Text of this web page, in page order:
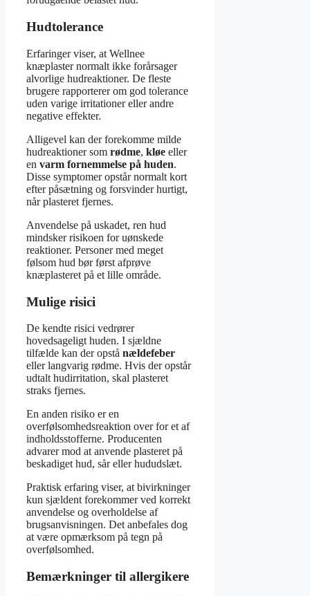
Hudtolerance
Erfaringer viser, at Wellnee
knæplaster normalt ikke forårsager
alvorlige hudreaktioner. De fleste
brugere rapporterer om god tolerance
uden varige irritationer eller andre
negative effekter.
Alligevel kan der forekomme milde
hudreaktioner som rødme, kløe eller
en varm fornemmelse på huden.
Disse symptomer opstår normalt kort
efter påsætning og forsvinder hurtigt,
når plasteret fjernes.
Anvendelse på uskadet, ren hud
mindsker risikoen for uønskede
reaktioner. Personer med meget
følsom hud bør først afprøve
knæplasteret på et lille område.
Mulige risici
De kendte risici vedrører
hovedsageligt huden. I sjældne
tilfælde kan der opstå nældefeber
eller langvarig rødme. Hvis der opstår
udtalt hudirritation, skal plasteret
straks fjernes.
En anden risiko er en
overfølsomhedsreaktion over for et af
indholdsstofferne. Producenten
advarer mod at anvende plasteret på
beskadiget hud, sår eller hududslæt.
Praktisk erfaring viser, at bivirkninger
kun sjældent forekommer ved korrekt
anvendelse og overholdelse af
brugsanvisningen. Det anbefales dog
at være opmærksom på tegn på
overfølsomhed.
Bemærkninger til allergikere